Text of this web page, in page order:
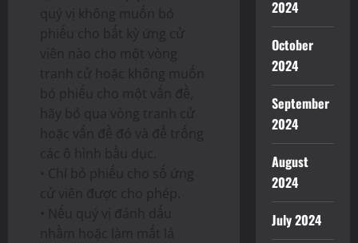
quý vị không muốn bỏ
phiếu cho bất kỳ ứng cử
viên nào cho một vòng
tranh cử hoặc không muốn
bỏ phiếu cho một vấn đề,
hãy bỏ qua vòng tranh cử
hoặc vấn đề đó và để trống
các ô hình bầu dục.
• Chỉ bỏ phiếu cho số ứng
cử viên được cho phép.
• Nếu quý vị đánh dấu
nhầm hoặc làm mất lá
2024
October
2024
September
2024
August
2024
July 2024